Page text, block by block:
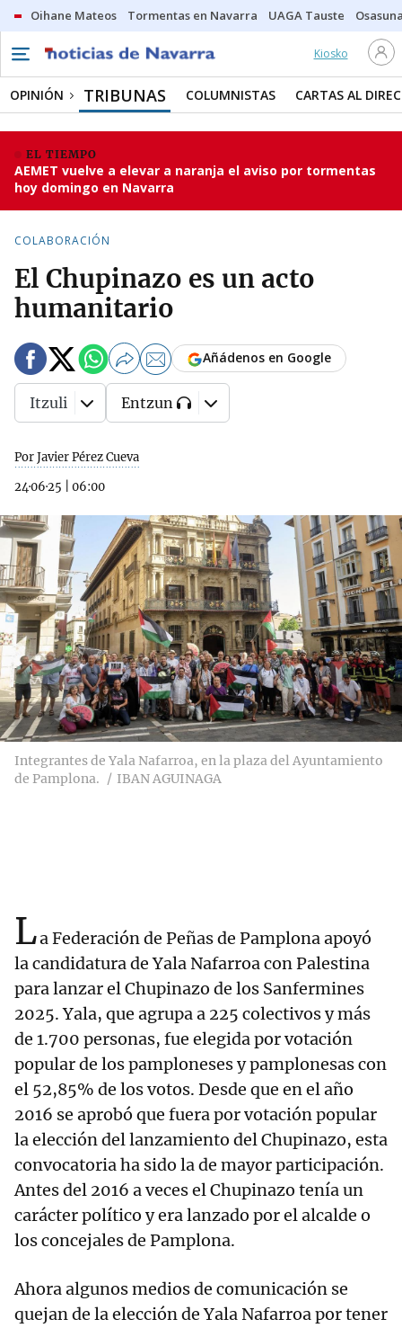
Oihane Mateos Tormentas en Navarra UAGA Tauste
Kiosko
OPINIÓN TRIBUNAS COLUMNISTAS CARTAS AL
EL TIEMPO
AEMET vuelve a elevar a naranja el aviso por tormentas
hoy domingo en Navarra
COLABORACIÓN
El Chupinazo es un acto
humanitario
Por Javier Pérez Cueva
24·06·25
06:00
Añádenos en Google
Itzuli Entzun
Integrantes de Yala Nafarroa, en la plaza del Ayuntamiento
de Pamplona.
IBAN AGUINAGA
La Federación de Peñas de Pamplona apoyó
la candidatura de Yala Nafarroa con Palestina
para lanzar el Chupinazo de los Sanfermines
2025. Yala, que agrupa a 225 colectivos y más
de 1.700 personas, fue elegida por votación
popular de los pamploneses y pamplonesas con
el 52,85% de los votos. Desde que en el año
2016 se aprobó que fuera por votación popular
la elección del lanzamiento del Chupinazo, esta
convocatoria ha sido la de mayor participación.
Antes del 2016 a veces el Chupinazo tenía un
carácter político y era lanzado por el alcalde o
los concejales de Pamplona.
Ahora algunos medios de comunicación se
quejan de la elección de Yala Nafarroa por tener